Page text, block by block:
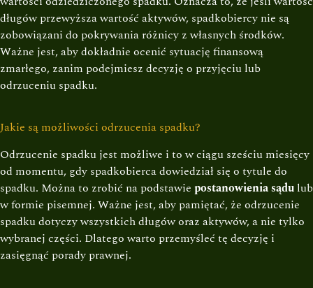
długów przewyższa wartość aktywów, spadkobiercy nie są
zobowiązani do pokrywania różnicy z własnych środków.
Ważne jest, aby dokładnie ocenić sytuację finansową
zmarłego, zanim podejmiesz decyzję o przyjęciu lub
odrzuceniu spadku.
Jakie są możliwości odrzucenia spadku?
Odrzucenie spadku jest możliwe i to w ciągu sześciu miesięcy
od momentu, gdy spadkobierca dowiedział się o tytule do
spadku. Można to zrobić na podstawie postanowienia sądu lub
w formie pisemnej. Ważne jest, aby pamiętać, że odrzucenie
spadku dotyczy wszystkich długów oraz aktywów, a nie tylko
wybranej części. Dlatego warto przemyśleć tę decyzję i
zasięgnąć porady prawnej.